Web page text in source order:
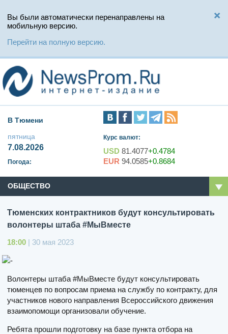
Вы были автоматически перенаправлены на
мобильную версию.
Перейти на полную версию.
В Тюмени
пятница
7.08.2026
Погода:
Курс валют:
USD 81.4077+0.4784
EUR 94.0585+0.8684
ОБЩЕСТВО
Тюменских контрактников будут консультировать
волонтеры штаба #МыВместе
18:00 | 30 мая 2023
Волонтеры штаба #МыВместе будут консультировать
тюменцев по вопросам приема на службу по контракту, для
участников нового направления Всероссийского движения
взаимопомощи организовали обучение.
Ребята прошли подготовку на базе пункта отбора на